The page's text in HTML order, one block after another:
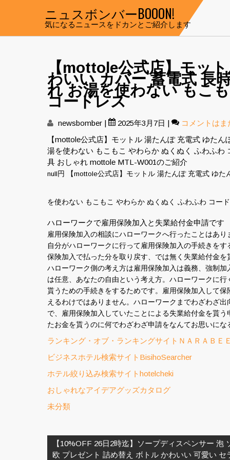
ニュスボンバーBOOON!
気になるニュースをドカンとご紹介します
【mottole公式店】モッ
わいい カバー 蓄電式 長
れ お湯を使わない もこ
コードレス
newsbomber | 2025年3月7日 | コメントは
【mottole公式店】モットル 湯たんぽ 充電式 ゆた
湯を使わない もこもこ やわらか ぬくぬく ふわふ
具 おしゃれ mottole MTL-W001のご紹介
null円 【mottole公式店】モットル 湯たんぽ 充電式 ゆ
を使わない もこもこ やわらか ぬくぬく ふわふわ コー
ハローワークで雇用保険加入と失業給付金申請です
雇用保険加入の相談にハローワークへ行ったことはあ
自分がハローワークに行って雇用保険加入の手続きを
保険加入で払った分を取り戻す、では無く失業給付金
ハローワーク側の考え方は雇用保険加入は義務、強制
は任意、あなたの自由という考え方。ハローワークに
貰うための手続きをするためです。雇用保険加入して
えるわけではありません。ハローワークまでわざわざ
で、雇用保険加入していたことによる失業給付金を貰
たお金を貰うのに何でわざわざ申請をなんてお思いに
ランキング・オブ・ランキングサイトＮＡＲＡＢＥＥ
ビジネスホテル検索サイトBisihoSearcher
ホテル絞り込み検索サイトhotelcheki
おしゃれなアイデアグッズカタログ
未分類
稿
ナ
【10%OFF 26日2時迄】ソープディスペンサー
欧 プレゼント 詰め替え ボトル かわいい 可愛い セ